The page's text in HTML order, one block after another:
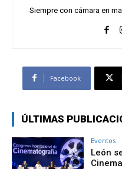
Siempre con cámara en
Facebook
ÚLTIMAS
Eventos
León